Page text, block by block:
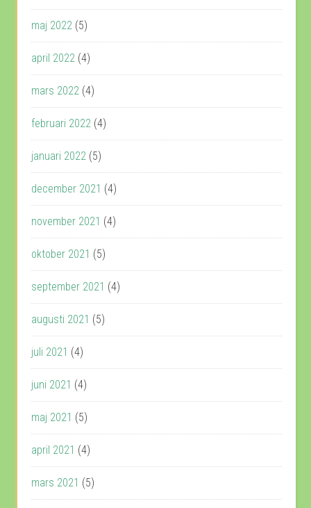
maj 2022 (5)
april 2022 (4)
mars 2022 (4)
februari 2022 (4)
januari 2022 (5)
december 2021 (4)
november 2021 (4)
oktober 2021 (5)
september 2021 (4)
augusti 2021 (5)
juli 2021 (4)
juni 2021 (4)
maj 2021 (5)
april 2021 (4)
mars 2021 (5)